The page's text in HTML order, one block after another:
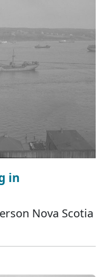
in
Nova Scotia